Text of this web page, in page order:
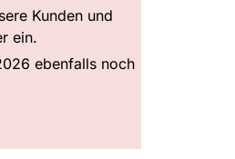
Kunden und
ein.
ebenfalls noch